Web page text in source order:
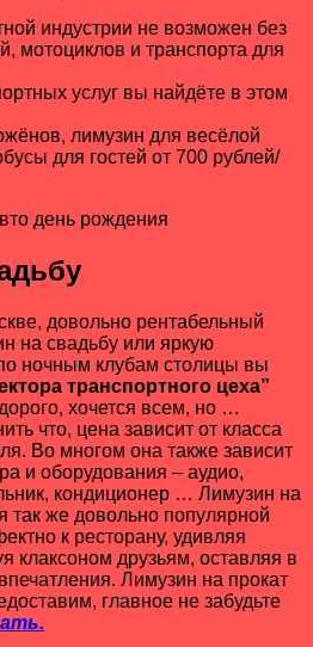
индустрии не возможен без
мотоциклов и транспорта для
услуг вы найдёте в этом
лимузин для весёлой
для гостей от 700 рублей/
довольно рентабельный
на свадьбу или яркую
ночным клубам столицы вы
транспортного цеха”
хочется всем, но …
что, цена зависит от класса
Во многом она также зависит
и оборудования – аудио,
кондиционер … Лимузин на
так же довольно популярной
к ресторану, удивляя
клаксоном друзьям, оставляя в
Лимузин на прокат
главное не забудьте